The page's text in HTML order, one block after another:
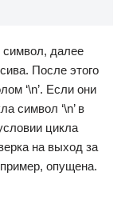
символ, далее
После этого
‘\n’. Если они
символ ‘\n’ в
цикла
на выход за
опущена.